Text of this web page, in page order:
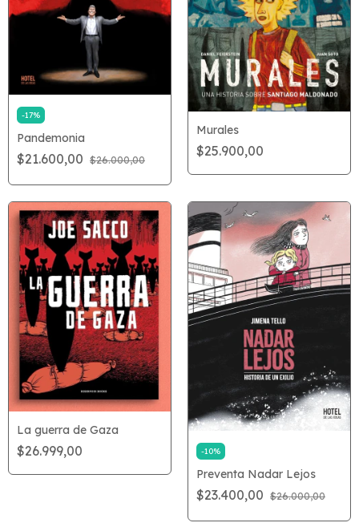
-17%
Pandemonia
$21.600,00 $26.000,00
Murales
$25.900,00
La guerra de Gaza
$26.999,00 -10%
Preventa Nadar Lejos
$23.400,00 $26.000,00